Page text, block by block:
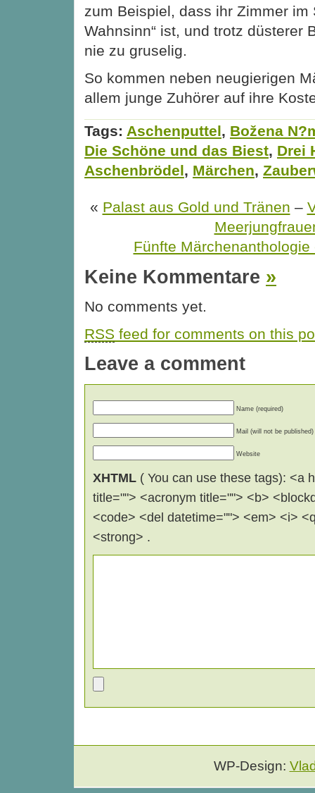
zum Beispiel, dass ihr Zimmer im
Wahnsinn“ ist, und trotz düsterer
nie zu gruselig.
So kommen neben neugierigen
allem junge Zuhörer auf ihre
Tags: Aschenputtel, Božena
Die Schöne und das Biest, Drei
Aschenbrödel, Märchen,
« Palast aus Gold und Tränen –
Fünfte Märchenanthologie
Keine Kommentare »
No comments yet.
RSS feed for comments on this
Leave a comment
Name (required)
Mail (will not be published)
Website
XHTML ( You can use these tags): <a
title=""> <acronym title=""> <b>
<code> <del datetime=""> <em> <i>
<strong> .
WP-Design: